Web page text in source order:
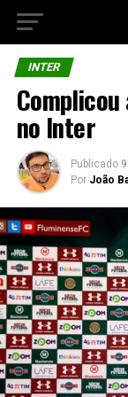
INTER
no Inter
Publicado
Por João